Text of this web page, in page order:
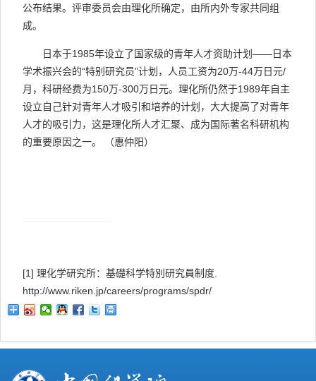
公布结果。评审委员会由理化所确定，由所内外专家共同组
成。
日本于1985年设立了国家级的青年人才资助计划——日本
学术振兴会的“特别研究员”计划，人员工资为20万-44万日元/
月，科研经费为150万-300万日元。理化所仍然于1989年自主
设立自己针对青年人才吸引和培养的计划，大大提高了对青年
人才的吸引力，这是理化所人才汇聚、成为国际著名科研机构
的重要原因之一。
（惠仲阳）
[1] 理化学研究所：基礎科学特別研究員制度
http://www.riken.jp/careers/programs/spdr/